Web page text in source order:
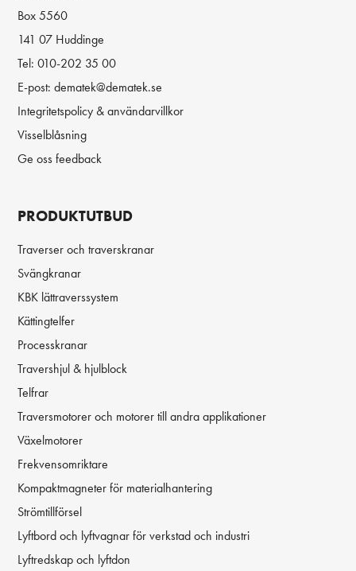
Box 5560
141 07 Huddinge
Tel:010-202 35 00
E-post:dematek@dematek.se
Integritetspolicy & användarvillkor
Visselblåsning
Ge oss feedback
PRODUKTUTBUD
Traverser och traverskranar
Svängkranar
KBK lättraverssystem
Kättingtelfer
Processkranar
Travershjul & hjulblock
Telfrar
Traversmotorer och motorer till andra applikationer
Växelmotorer
Frekvensomriktare
Kompaktmagneter för materialhantering
Strömtillförsel
Lyftbord och lyftvagnar för verkstad och industri
Lyftredskap och lyftdon